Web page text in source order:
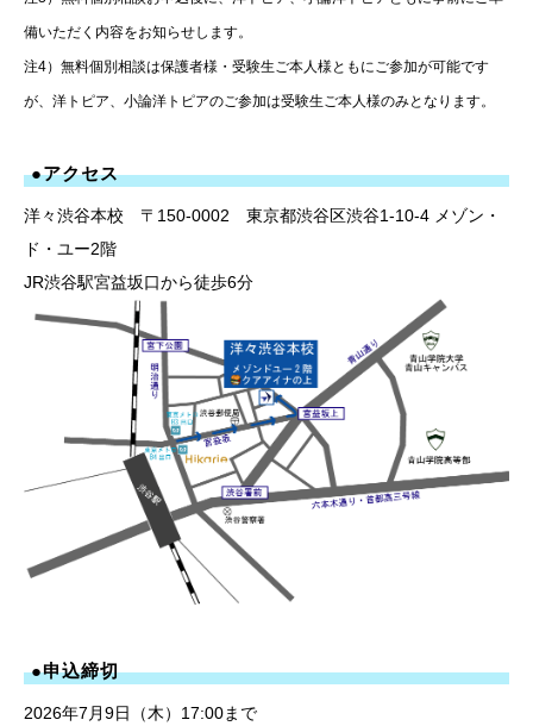
備いただく内容をお知らせします。
注4）無料個別相談は保護者様・受験生ご本人様ともにご参加が可能です
が、洋トピア、小論洋トピアのご参加は受験生ご本人様のみとなります。
●アクセス
洋々渋谷本校 〒150-0002 東京都渋谷区渋谷1-10-4 メゾン・
ド・ユー2階
JR渋谷駅宮益坂口から徒歩6分
●申込締切
2026年7月9日（木）17:00まで